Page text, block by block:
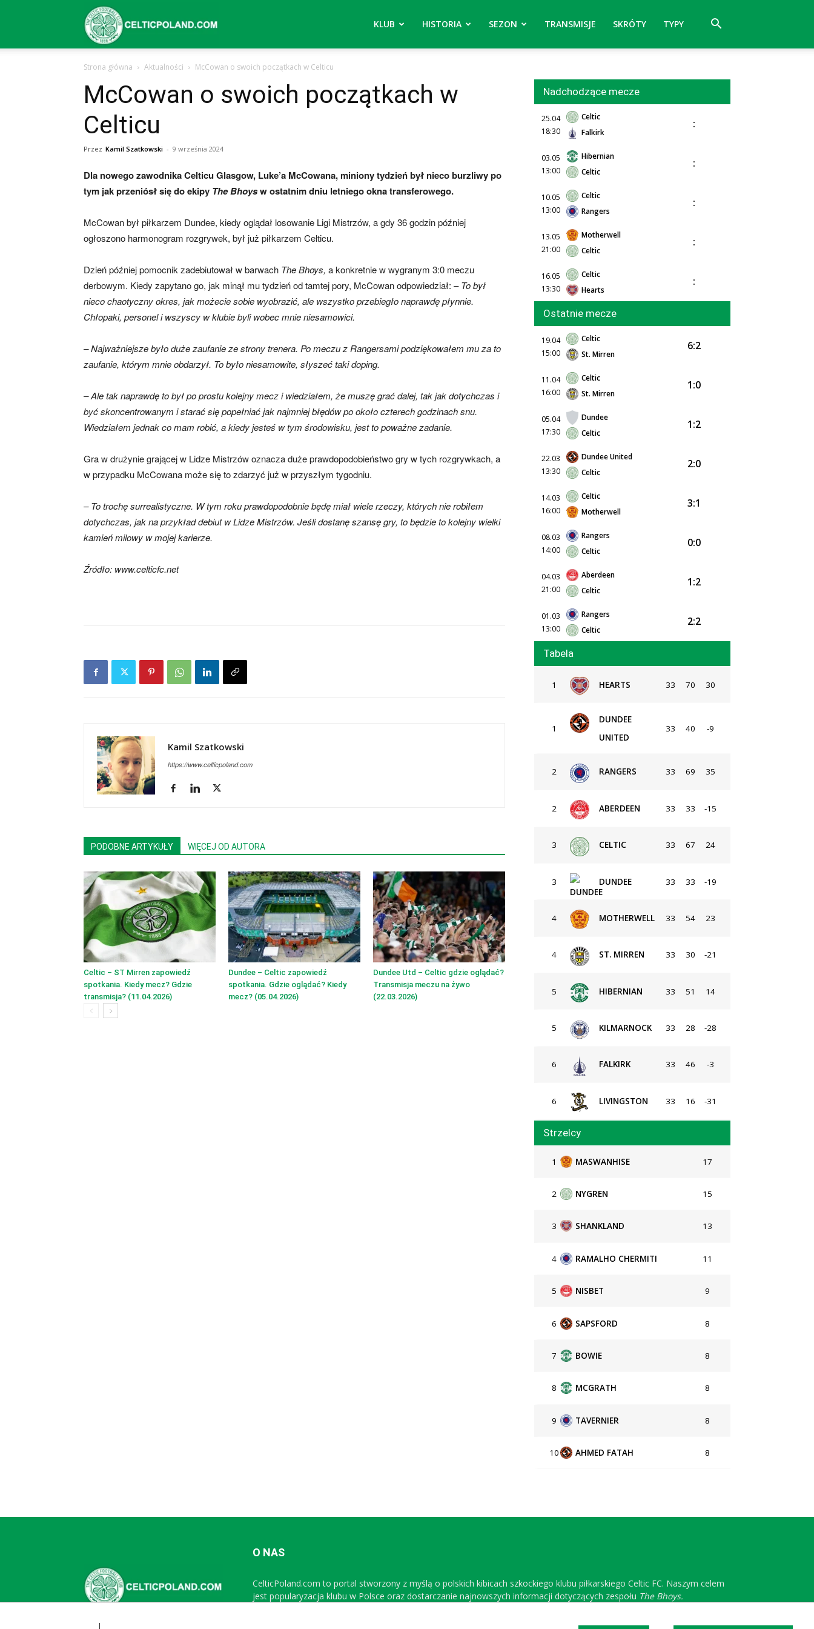
Glasgow
(transfery,
mecze,
skład)
KLUB HISTORIA SEZON TRANSMISJE SKRÓTY TYPY
Strona główna Aktualności McCowan o swoich początkach w Celticu
McCowan o swoich początkach w
Celticu
Przez Kamil Szatkowski - 9 września 2024
Dla nowego zawodnika Celticu Glasgow, Luke’a McCowana, miniony tydzień był nieco burzliwy po
tym jak przeniósł się do ekipy The Bhoysw ostatnim dniu letniego okna transferowego.
McCowan był piłkarzem Dundee, kiedy oglądał losowanie Ligi Mistrzów, a gdy 36 godzin później
ogłoszono harmonogram rozgrywek, był już piłkarzem Celticu.
Dzień później pomocnik zadebiutował w barwach The Bhoys, a konkretnie w wygranym 3:0 meczu
derbowym. Kiedy zapytano go, jak minął mu tydzień od tamtej pory, McCowan odpowiedział: –To był
nieco chaotyczny okres, jak możecie sobie wyobrazić, ale wszystko przebiegło naprawdę płynnie.
Chłopaki, personel i wszyscy w klubie byli wobec mnie niesamowici.
– Najważniejsze było duże zaufanie ze strony trenera. Po meczu z Rangersami podziękowałem mu za to
zaufanie, którym mnie obdarzył. To było niesamowite, słyszeć taki doping.
– Ale tak naprawdę to był po prostu kolejny mecz i wiedziałem, że muszę grać dalej, tak jak dotychczas i
być skoncentrowanym i starać się popełniać jak najmniej błędów po około czterech godzinach snu.
Wiedziałem jednak co mam robić, a kiedy jesteś w tym środowisku, jest to poważne zadanie.
Gra w drużynie grającej w Lidze Mistrzów oznacza duże prawdopodobieństwo gry w tych rozgrywkach, a
w przypadku McCowana może się to zdarzyć już w przyszłym tygodniu.
– To trochę surrealistyczne. W tym roku prawdopodobnie będę miał wiele rzeczy, których nie robiłem
dotychczas, jak na przykład debiut w Lidze Mistrzów. Jeśli dostanę szansę gry, to będzie to kolejny wielki
kamień milowy w mojej karierze.
Źródło: www.celticfc.net
Kamil Szatkowski
https://www.celticpoland.com
PODOBNE ARTYKUŁY WIĘCEJ OD AUTORA
Celtic – ST Mirren zapowiedź
spotkania. Kiedy mecz? Gdzie
transmisja? (11.04.2026)
Dundee – Celtic zapowiedź
spotkania. Gdzie oglądać? Kiedy
mecz? (05.04.2026)
Dundee Utd – Celtic gdzie oglądać?
Transmisja meczu na żywo
(22.03.2026)
Nadchodzące mecze
25.04
18:30
Celtic
Falkirk
:
03.05
13:00
Hibernian
Celtic
:
10.05
13:00
Celtic
Rangers
:
13.05
21:00
Motherwell
Celtic
:
16.05
13:30
Celtic
Hearts
:
Ostatnie mecze
19.04
15:00
Celtic
St. Mirren
6:2
11.04
16:00
Celtic
St. Mirren
1:0
05.04
17:30
Dundee
Celtic
1:2
22.03
13:30
Dundee United
Celtic
2:0
14.03
16:00
Celtic
Motherwell
3:1
08.03
14:00
Rangers
Celtic
0:0
04.03
21:00
Aberdeen
Celtic
1:2
01.03
13:00
Rangers
Celtic
2:2
Tabela
1 HEARTS 33 70 30
1
DUNDEE
UNITED
33 40 -9
2 RANGERS 33 69 35
2 ABERDEEN 33 33 -15
3 CELTIC 33 67 24
3 DUNDEE 33 33 -19
4 MOTHERWELL 33 54 23
4 ST. MIRREN 33 30 -21
5 HIBERNIAN 33 51 14
5 KILMARNOCK 33 28 -28
6 FALKIRK 33 46 -3
6 LIVINGSTON 33 16 -31
Strzelcy
1 MASWANHISE 17
2 NYGREN 15
3 SHANKLAND 13
4 RAMALHO CHERMITI 11
5 NISBET 9
6 SAPSFORD 8
7 BOWIE 8
8 MCGRATH 8
9 TAVERNIER 8
10 AHMED FATAH 8
O NAS
CelticPoland.com to portal stworzony z myślą o polskich kibicach szkockiego klubu piłkarskiego Celtic FC. Naszym celem
jest popularyzacja klubu w Polsce oraz dostarczanie najnowszych informacji dotyczących zespołu The Bhoys.